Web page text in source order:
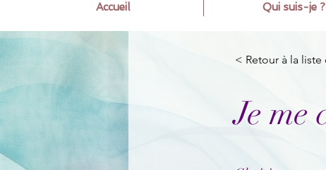
Accueil Qui suis-je ?
< Retour à la liste
Je me